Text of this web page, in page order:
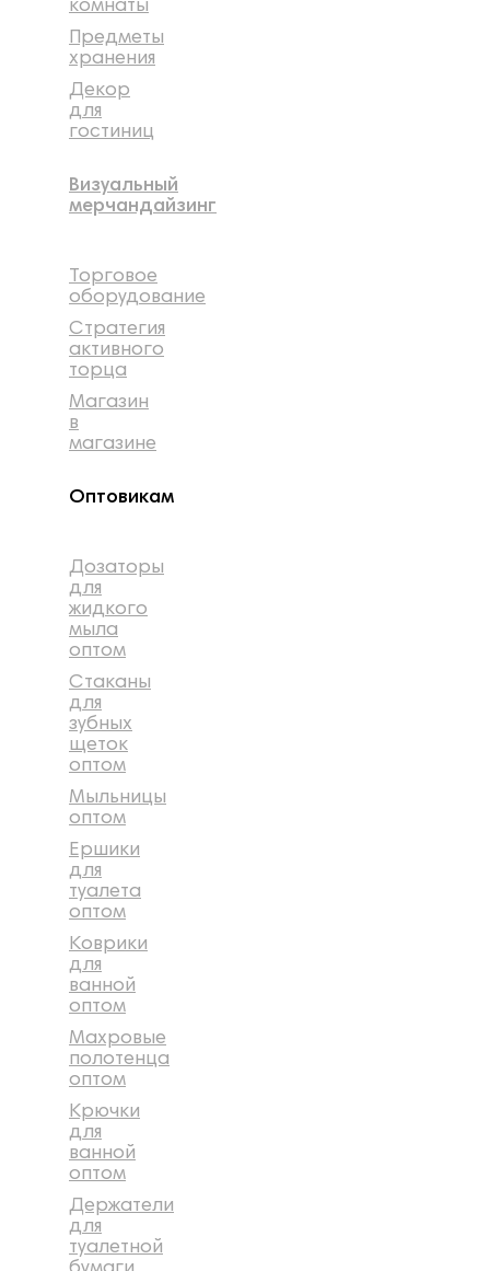
комнаты
Предметы
хранения
Декор
для
гостиниц
Визуальный
мерчандайзинг
Торговое
оборудование
Стратегия
активного
торца
Магазин
в
магазине
Оптовикам
Дозаторы
для
жидкого
мыла
оптом
Стаканы
для
зубных
щеток
оптом
Мыльницы
оптом
Ершики
для
туалета
оптом
Коврики
для
ванной
оптом
Махровые
полотенца
оптом
Крючки
для
ванной
оптом
Держатели
для
туалетной